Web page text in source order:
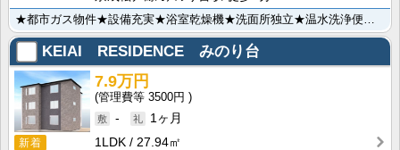
KEIAI RESIDENCE みのり台
新着
7.9万円
3500円
-
1ヶ月
1LDK
27.94㎡